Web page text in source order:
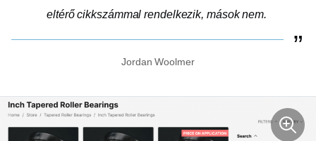
eltérő cikkszámmal rendelkezik, mások nem.
Jordan Woolmer